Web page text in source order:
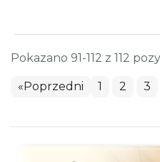
Pokazano 91-112 z 112
«Poprzedni 1 2 3